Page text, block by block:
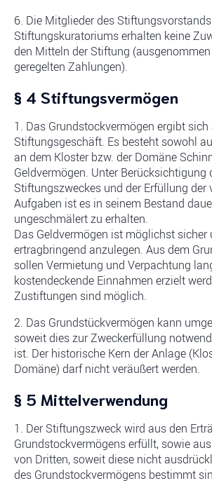
6. Die Mitglieder des
Stiftungskuratoriums erhalten keine
den Mitteln der Stiftung
geregelten Zahlungen).
§ 4 Stiftungsvermögen
1. Das Grundstockvermögen ergibt sich
Stiftungsgeschäft. Es besteht sowohl
an dem Kloster bzw. der Domäne
Geldvermögen. Unter Berücksichtigung
Stiftungszweckes und der Erfüllung der
Aufgaben ist es in seinem Bestand
ungeschmälert zu erhalten.
Das Geldvermögen ist möglichst sicher
ertragbringend anzulegen. Aus dem
sollen Vermietung und Verpachtung
kostendeckende Einnahmen erzielt
Zustiftungen sind möglich.
2. Das Grundstückvermögen kann
soweit dies zur Zweckerfüllung
ist. Der historische Kern der Anlage
Domäne) darf nicht veräußert werden.
§ 5 Mittelverwendung
1. Der Stiftungszweck wird aus den
Grundstockvermögens erfüllt, sowie
von Dritten, soweit diese nicht
des Grundstockvermögens bestimmt